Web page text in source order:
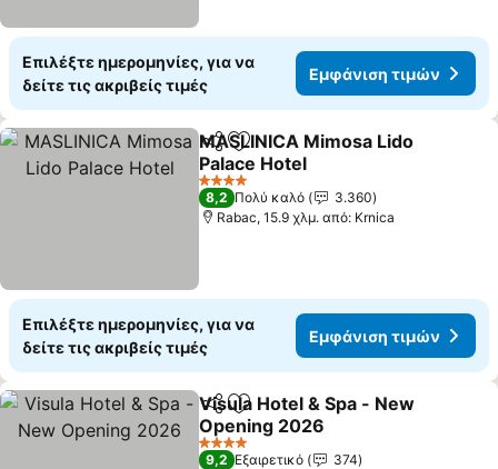
Επιλέξτε ημερομηνίες, για να
δείτε τις ακριβείς τιμές
Εμφάνιση τιμών
Κοινοποίηση
Προσθήκη στα αγαπημένα
MASLINICA Mimosa Lido
Palace Hotel
Εμφάνιση τιμών
4 Αστέρια
8,2 Πολύ καλό
3.360
Rabac, 15.9 χλμ. από: Krnica
Επιλέξτε ημερομηνίες, για να
δείτε τις ακριβείς τιμές
Εμφάνιση τιμών
Κοινοποίηση
Προσθήκη στα αγαπημένα
Visula Hotel & Spa - New
Opening 2026
Εμφάνιση τιμών
4 Αστέρια
9,2 Εξαιρετικό
374